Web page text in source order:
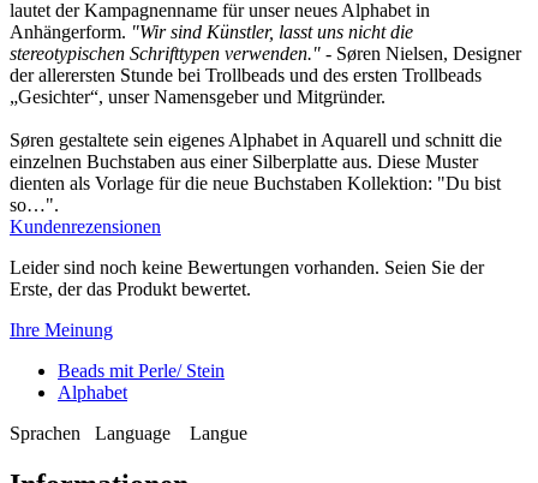
lautet der Kampagnenname für unser neues Alphabet in
Anhängerform. "Wir sind Künstler, lasst uns nicht die
stereotypischen Schrifttypen verwenden." - Søren Nielsen, Designer
der allerersten Stunde bei Trollbeads und des ersten Trollbeads
„Gesichter“, unser Namensgeber und Mitgründer.
Søren gestaltete sein eigenes Alphabet in Aquarell und schnitt die
einzelnen Buchstaben aus einer Silberplatte aus. Diese Muster
dienten als Vorlage für die neue Buchstaben Kollektion: "Du bist
so…".
Kundenrezensionen
Leider sind noch keine Bewertungen vorhanden. Seien Sie der
Erste, der das Produkt bewertet.
Ihre Meinung
Beads mit Perle/ Stein
Alphabet
Sprachen
Language Langue